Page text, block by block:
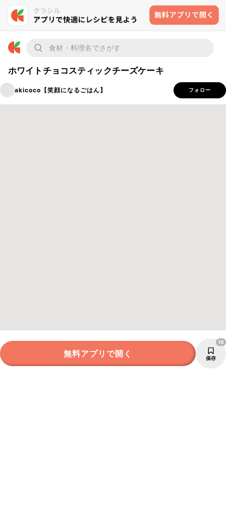
ホワイトチョコスティックチーズケーキ
akicoco【笑顔になるごはん】 フォロー
無料アプリで開く 保存
18